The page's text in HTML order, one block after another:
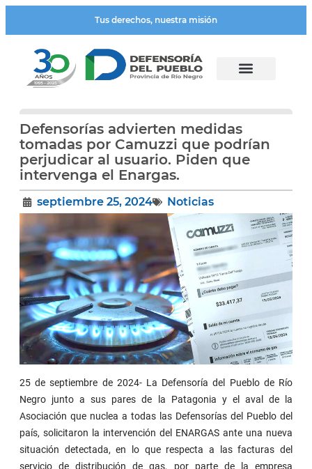
Tus derechos, nuestra misión
Defensorías advierten medidas
tomadas por Camuzzi que podrían
perjudicar al usuario. Piden que
intervenga el Enargas.
septiembre 25, 2024 Noticias
25 de septiembre de 2024- La Defensoría del Pueblo de Río
Negro junto a sus pares de la Patagonia y el aval de la
Asociación que nuclea a todas las Defensorías del Pueblo del
país, solicitaron la intervención del ENARGAS ante una nueva
situación detectada, en lo que respecta a las facturas del
servicio de distribución de gas, por parte de la empresa